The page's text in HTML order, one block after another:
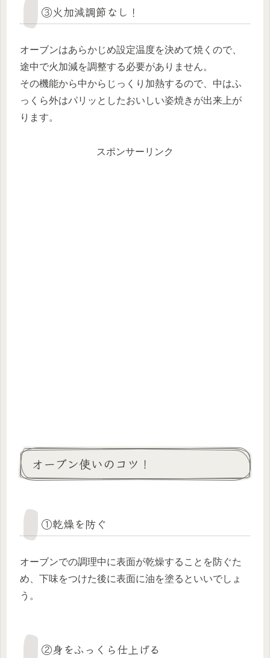
③火加減調節なし！
オーブンはあらかじめ設定温度を決めて焼くので、
途中で火加減を調整する必要がありません。
その機能から中からじっくり加熱するので、中はふ
っくら外はパリッとしたおいしい姿焼きが出来上が
ります。
スポンサーリンク
オーブン使いのコツ！
①乾燥を防ぐ
オーブンでの調理中に表面が乾燥することを防ぐた
め、下味をつけた後に表面に油を塗るといいでしょ
う。
②身をふっくら仕上げる